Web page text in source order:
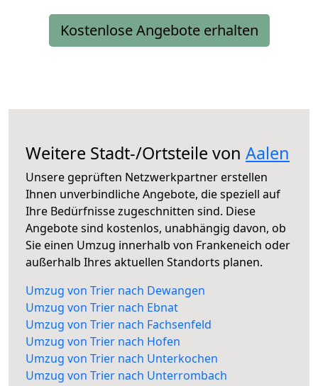
Kostenlose Angebote erhalten
Weitere Stadt-/Ortsteile von Aalen
Unsere geprüften Netzwerkpartner erstellen
Ihnen unverbindliche Angebote, die speziell auf
Ihre Bedürfnisse zugeschnitten sind. Diese
Angebote sind kostenlos, unabhängig davon, ob
Sie einen Umzug innerhalb von Frankeneich oder
außerhalb Ihres aktuellen Standorts planen.
Umzug von Trier nach Dewangen
Umzug von Trier nach Ebnat
Umzug von Trier nach Fachsenfeld
Umzug von Trier nach Hofen
Umzug von Trier nach Unterkochen
Umzug von Trier nach Unterrombach